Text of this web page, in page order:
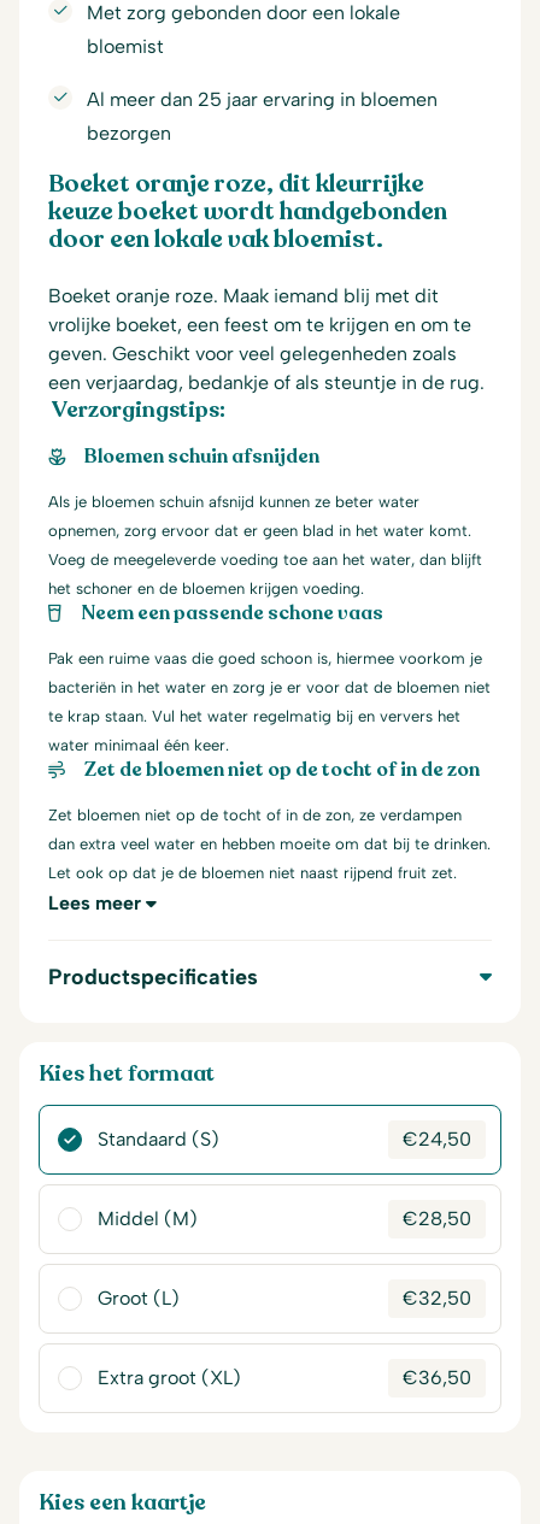
Met zorg gebonden door een lokale
bloemist
Al meer dan 25 jaar ervaring in bloemen
bezorgen
Boeket oranje roze, dit kleurrijke
keuze boeket wordt handgebonden
door een lokale vak bloemist.
Boeket oranje roze. Maak iemand blij met dit
vrolijke boeket, een feest om te krijgen en om te
geven. Geschikt voor veel gelegenheden zoals
een verjaardag, bedankje of als steuntje in de rug.
Verzorgingstips:
Bloemen schuin afsnijden
Als je bloemen schuin afsnijd kunnen ze beter water
opnemen, zorg ervoor dat er geen blad in het water komt.
Voeg de meegeleverde voeding toe aan het water, dan blijft
het schoner en de bloemen krijgen voeding.
Neem een passende schone vaas
Pak een ruime vaas die goed schoon is, hiermee voorkom je
bacteriën in het water en zorg je er voor dat de bloemen niet
te krap staan. Vul het water regelmatig bij en ververs het
water minimaal één keer.
Zet de bloemen niet op de tocht of in de zon
Zet bloemen niet op de tocht of in de zon, ze verdampen
dan extra veel water en hebben moeite om dat bij te drinken.
Let ook op dat je de bloemen niet naast rijpend fruit zet.
Lees meer
Productspecificaties
Kies het formaat
Standaard (S) €24,50
Middel (M) €28,50
Groot (L) €32,50
Extra groot (XL) €36,50
Kies een kaartje